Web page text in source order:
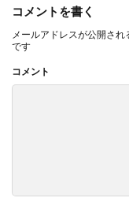
コメントを書く
メールアドレスが公開され
です
コメント